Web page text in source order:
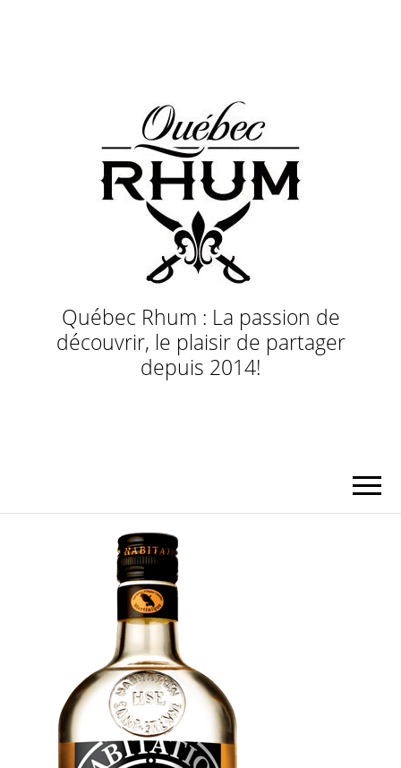
Québec Rhum : La passion de
découvrir, le plaisir de partager
depuis 2014!